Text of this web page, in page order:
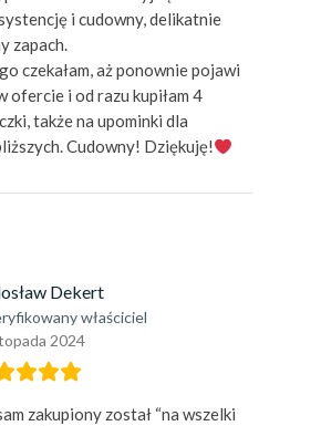
i cudowny, delikatnie
zapach.
czekałam, aż ponownie pojawi
ofercie i od razu kupiłam 4
także na upominki dla
Cudowny! Dziękuję!
Dekert
właściciel
2024
zakupiony został “na wszelki